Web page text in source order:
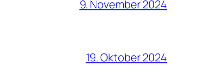
9. November 2024
19. Oktober 2024